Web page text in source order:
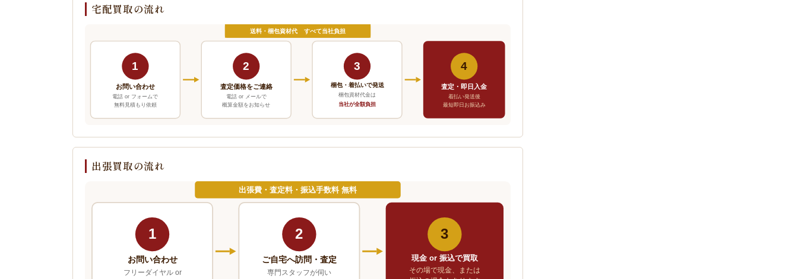
宅配買取の流れ
送料・梱包資材代 すべて当社負担
1
お問い合わせ
電話 or フォームで
無料見積もり依頼
2
査定価格をご連絡
電話 or メールで
概算金額をお知らせ
3
梱包・着払いで発送
梱包資材代金は
当社が全額負担
4
査定・即日入金
着払い発送後
最短即日お振込み
出張買取の流れ
出張費・査定料・振込手数料 無料
1
お問い合わせ
フリーダイヤル or
2
ご自宅へ訪問・査定
専門スタッフが伺い
3
現金 or 振込で買取
その場で現金、または